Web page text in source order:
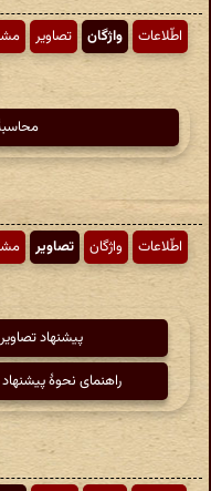
اطّلاعات واژگان تصاویر
اطّلاعات واژگان تصاویر
پیشنهاد
راهنمای نحوهٔ